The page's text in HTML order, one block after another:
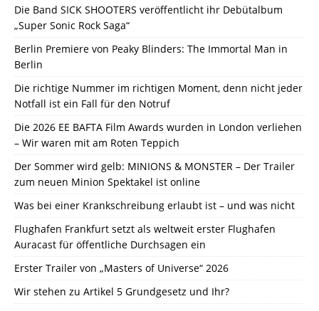
Die Band SICK SHOOTERS veröffentlicht ihr Debütalbum
„Super Sonic Rock Saga“
Berlin Premiere von Peaky Blinders: The Immortal Man in
Berlin
Die richtige Nummer im richtigen Moment, denn nicht jeder
Notfall ist ein Fall für den Notruf
Die 2026 EE BAFTA Film Awards wurden in London verliehen
– Wir waren mit am Roten Teppich
Der Sommer wird gelb: MINIONS & MONSTER – Der Trailer
zum neuen Minion Spektakel ist online
Was bei einer Krankschreibung erlaubt ist – und was nicht
Flughafen Frankfurt setzt als weltweit erster Flughafen
Auracast für öffentliche Durchsagen ein
Erster Trailer von „Masters of Universe“ 2026
Wir stehen zu Artikel 5 Grundgesetz und Ihr?